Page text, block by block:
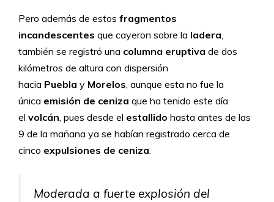
Pero además de estos fragmentos
incandescentes que cayeron sobre la ladera,
también se registró una columna eruptiva de dos
kilómetros de altura con dispersión
hacia Puebla y Morelos, aunque esta no fue la
única emisión de ceniza que ha tenido este día
el volcán, pues desde el estallido hasta antes de las
9 de la mañana ya se habían registrado cerca de
cinco expulsiones de ceniza.
Moderada a fuerte explosión del